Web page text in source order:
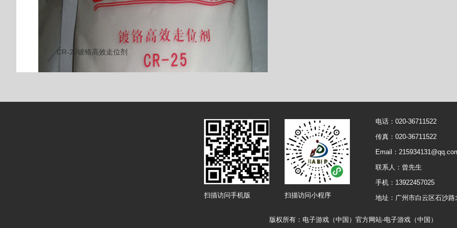
CR-25镀铬高效走位剂
扫描访问手机版 扫描访问小程序
电话：020-36711522
传真：020-36711522
Email：
联系人：曾先生
手机：13922457025
地址：广州市白云区石沙
版权所有：电子游戏（中国）官方网站-电子游戏（中国）